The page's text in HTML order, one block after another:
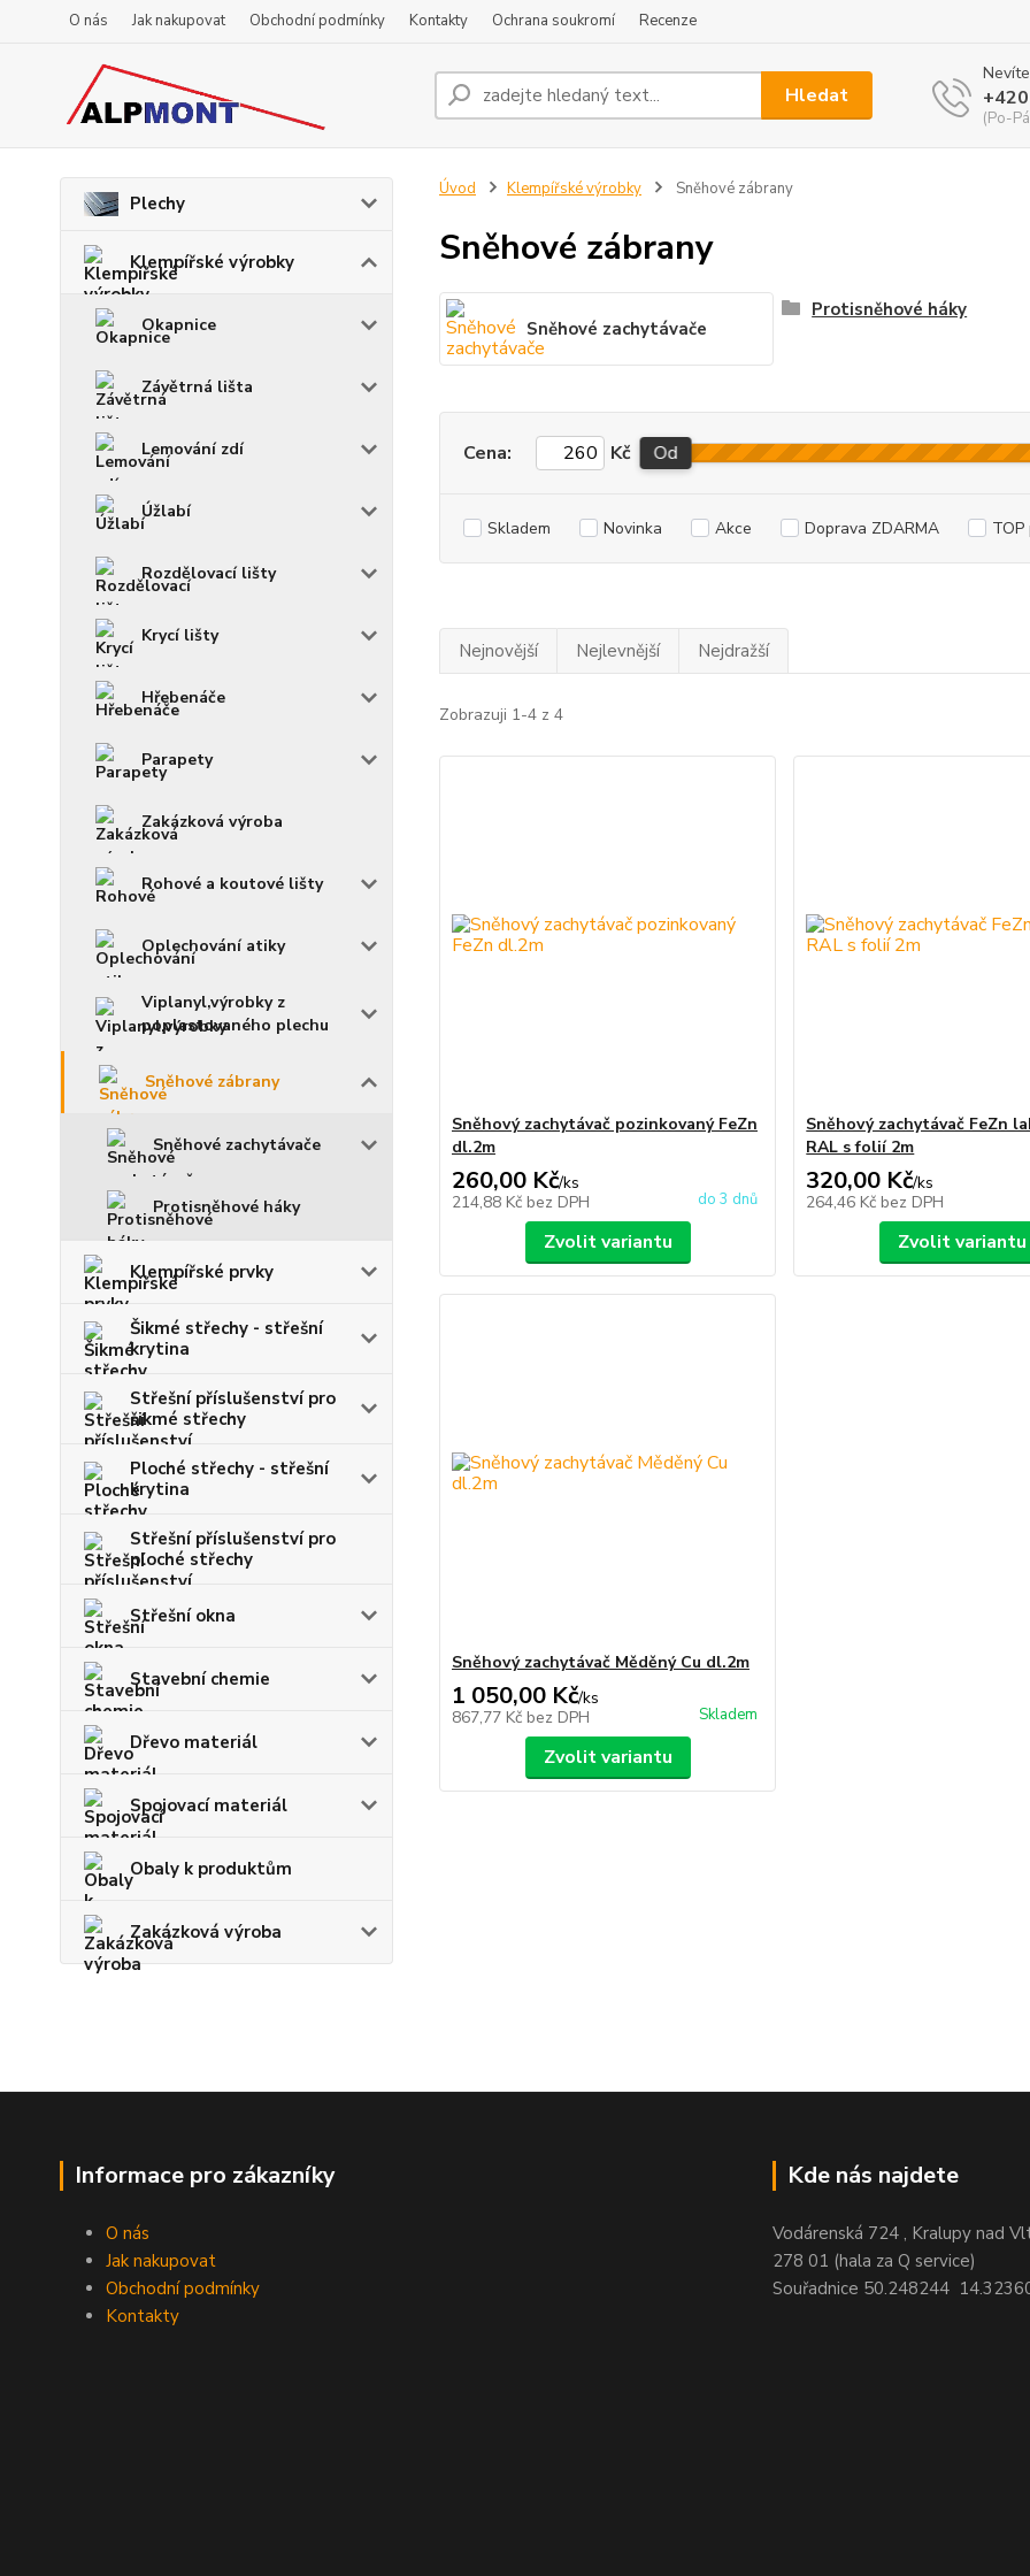
O nás Jak nakupovat Obchodní podmínky Kontakty Ochrana soukromí Recenze
Hledat
(Po-
Plechy
Klempířské výrobky
Okapnice
Závětrná lišta
Lemování zdí
Úžlabí
Rozdělovací lišty
Krycí lišty
Hřebenáče
Parapety
Zakázková výroba
Rohové a koutové lišty
Oplechování atiky
Viplanyl,výrobky z
poplastovaného plechu
Sněhové zábrany
Sněhové zachytávače
Protisněhové háky
Klempířské prvky
Šikmé střechy - střešní
krytina
Střešní příslušenství pro
šikmé střechy
Ploché střechy - střešní
krytina
Střešní příslušenství pro
ploché střechy
Střešní okna
Stavební chemie
Dřevo materiál
Spojovací materiál
Obaly k produktům
Zakázková výroba
Úvod Klempířské výrobky Sněhové zábrany
Sněhové zábrany
Sněhové zachytávače
Protisněhové háky
Cena: Kč Od
Skladem Novinka Akce Doprava ZDARMA
Nejnovější Nejlevnější Nejdražší
Zobrazuji 1-4 z 4
Sněhový zachytávač pozinkovaný FeZn
dl.2m
260,00 Kč/ks
214,88 Kč bez DPH do 3 dnů
Zvolit variantu
Sněhový zachytávač FeZn
RAL s folií 2m
320,00 Kč/ks
264,46 Kč bez DPH
Zvolit variantu
Sněhový zachytávač Měděný Cu dl.2m
1 050,00 Kč/ks
867,77 Kč bez DPH Skladem
Zvolit variantu
Informace pro zákazníky
O nás
Jak nakupovat
Obchodní podmínky
Kontakty
Kde nás najdete
Vodárenská 724 , Kralupy nad
278 01 (hala za Q service)
Souřadnice 50.248244